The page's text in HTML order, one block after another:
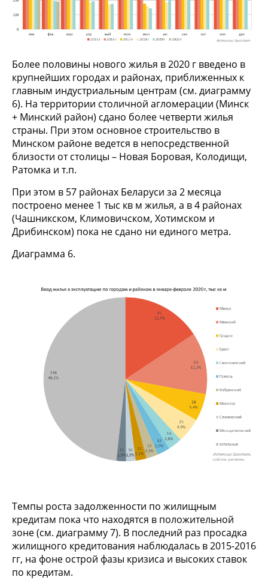
Более половины нового жилья в 2020 г введено в
крупнейших городах и районах, приближенных к
главным индустриальным центрам (см. диаграмму
6). На территории столичной агломерации (Минск
+ Минский район) сдано более четверти жилья
страны. При этом основное строительство в
Минском районе ведется в непосредственной
близости от столицы – Новая Боровая, Колодищи,
Ратомка и т.п.
При этом в 57 районах Беларуси за 2 месяца
построено менее 1 тыс кв м жилья, а в 4 районах
(Чашникском, Климовичском, Хотимском и
Дрибинском) пока не сдано ни единого метра.
Диаграмма 6.
Темпы роста задолженности по жилищным
кредитам пока что находятся в положительной
зоне (см. диаграмму 7). В последний раз просадка
жилищного кредитования наблюдалась в 2015-2016
гг, на фоне острой фазы кризиса и высоких ставок
по кредитам.